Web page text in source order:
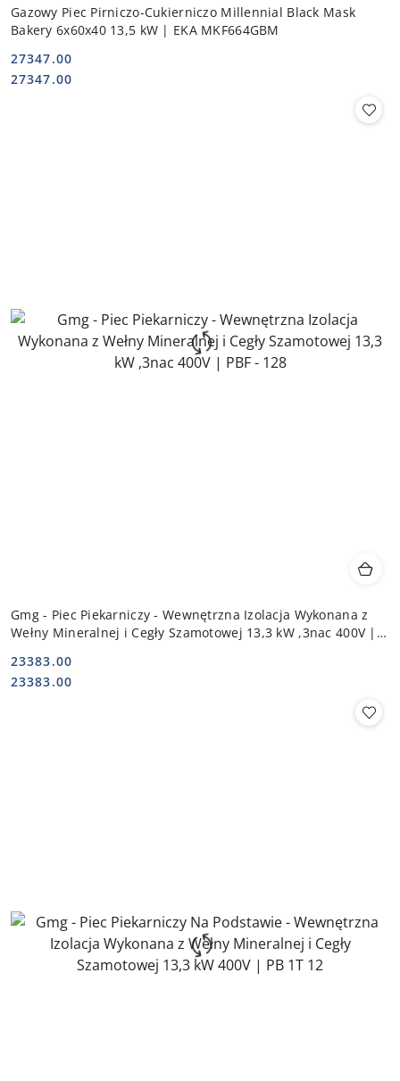
Gazowy Piec Pirniczo-Cukierniczo Millennial Black Mask
Bakery 6x60x40 13,5 kW | EKA MKF664GBM
Cena:
27347.00
Cena:
27347.00
Gmg - Piec Piekarniczy - Wewnętrzna Izolacja Wykonana z
Wełny Mineralnej i Cegły Szamotowej 13,3 kW ,3nac 400V |
Cena:
23383.00
Cena:
23383.00